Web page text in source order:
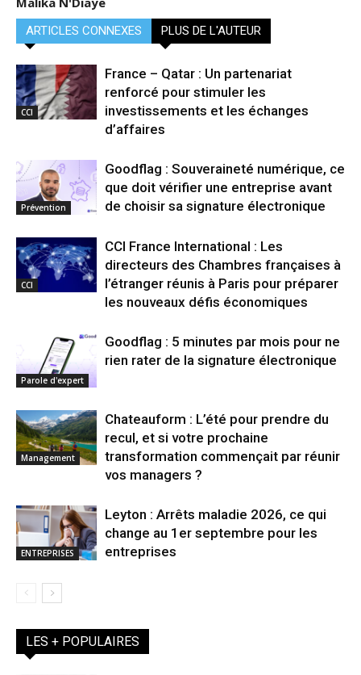
ARTICLES CONNEXES PLUS DE L'AUTEUR
CCI
France – Qatar : Un partenariat
renforcé pour stimuler les
investissements et les échanges
d’affaires
Prévention
Goodflag : Souveraineté numérique, ce
que doit vérifier une entreprise avant
de choisir sa signature électronique
CCI
CCI France International : Les
directeurs des Chambres françaises à
l’étranger réunis à Paris pour préparer
les nouveaux défis économiques
Parole d'expert
Goodflag : 5 minutes par mois pour ne
rien rater de la signature électronique
Management
Chateauform : L’été pour prendre du
recul, et si votre prochaine
transformation commençait par réunir
vos managers ?
ENTREPRISES
Leyton : Arrêts maladie 2026, ce qui
change au 1er septembre pour les
entreprises
LES + POPULAIRES